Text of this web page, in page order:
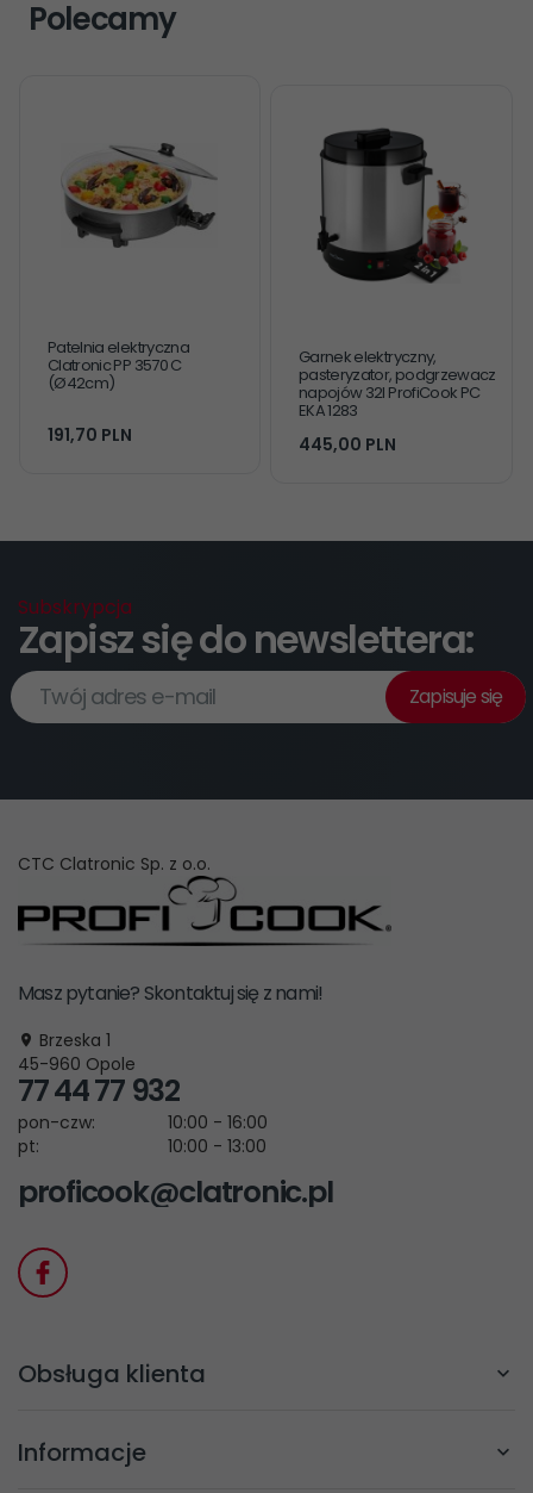
Polecamy
Patelnia elektryczna
Clatronic PP 3570 C
(Ø42cm)
191,70 PLN
Garnek elektryczny,
pasteryzator, podgrzewacz
napojów 32l ProfiCook PC
EKA 1283
445,00 PLN
Subskrypcja
Zapisz się do newslettera:
Twój adres e-mail Zapisuje się
CTC Clatronic Sp. z o.o.
Masz pytanie? Skontaktuj się z nami!
Brzeska 1
45-960 Opole
77 44 77 932
pon-czw:
10:00 - 16:00
pt:
10:00 - 13:00
proficook@clatronic.pl
Obsługa klienta
Informacje